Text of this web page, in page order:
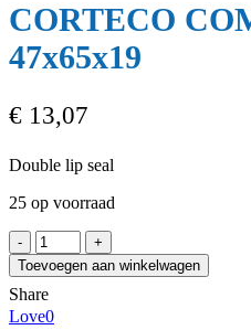
CORTECO
47x65x19
€ 13,07
Double lip seal
25 op voorraad
CORTECO
COMBI
SF
47x65x19
aantal
Toevoegen aan winkelwagen
Share
Love0